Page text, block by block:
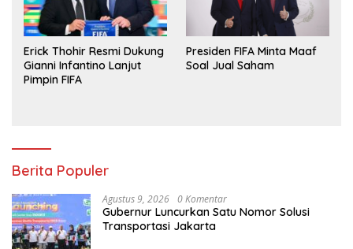
Erick Thohir Resmi Dukung
Gianni Infantino Lanjut
Pimpin FIFA
Presiden FIFA Minta Maaf
Soal Jual Saham
Berita Populer
Agustus 9, 2026 0 Komentar
Gubernur Luncurkan Satu Nomor Solusi
Transportasi Jakarta